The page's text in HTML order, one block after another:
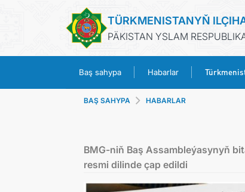
TÜRKMENISTANYŇ
PÄKISTAN YSLAM
Baş sahypa Habarlar
BAŞ SAHYPA HABARLAR
BMG-niň Baş Assambleýasynyň
resmi dilinde çap edildi